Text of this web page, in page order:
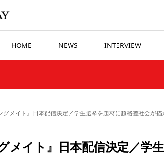
HOME NEWS INTERVIEW
グメイト』日本配信決定／学生選挙を題材に超格差社会が
メイト』日本配信決定／学